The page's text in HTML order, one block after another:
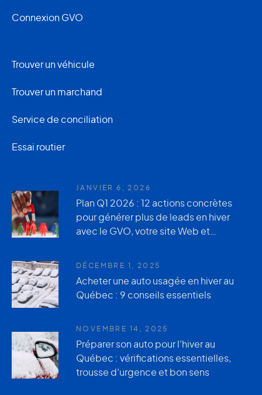
Connexion GVO
Trouver un véhicule
Trouver un marchand
Service de conciliation
Essai routier
JANVIER 6, 2026
Plan Q1 2026 : 12 actions concrètes
pour générer plus de leads en hiver
avec le GVO, votre site Web et
DÉCEMBRE 1, 2025
Acheter une auto usagée en hiver au
Québec : 9 conseils essentiels
NOVEMBRE 14, 2025
Préparer son auto pour l’hiver au
Québec : vérifications essentielles,
trousse d’urgence et bon sens